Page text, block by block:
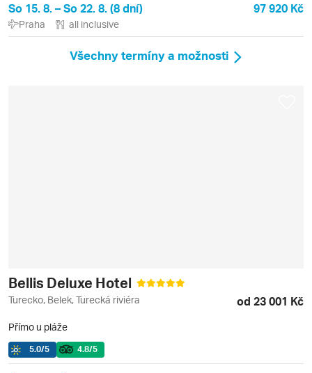
So 15. 8. – So 22. 8. (8 dní) 97 920 Kč
Praha all inclusive
Všechny termíny a možnosti
Bellis Deluxe Hotel
Turecko, Belek, Turecká riviéra od 23 001 Kč
Přímo u pláže
5.0/5 4.8/5